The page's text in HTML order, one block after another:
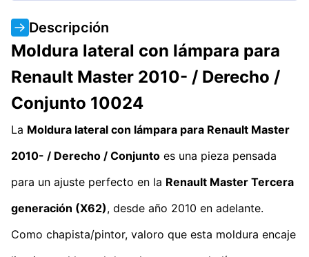
Descripción
Moldura lateral con lámpara para
Renault Master 2010- / Derecho /
Conjunto 10024
La Moldura lateral con lámpara para Renault Master
2010- / Derecho / Conjunto es una pieza pensada
para un ajuste perfecto en la Renault Master Tercera
generación (X62), desde año 2010 en adelante.
Como chapista/pintor, valoro que esta moldura encaje